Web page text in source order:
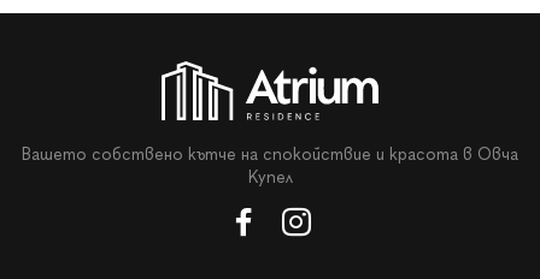
Вашето собствено кътче на спокойствие и красота в Овча
Купел